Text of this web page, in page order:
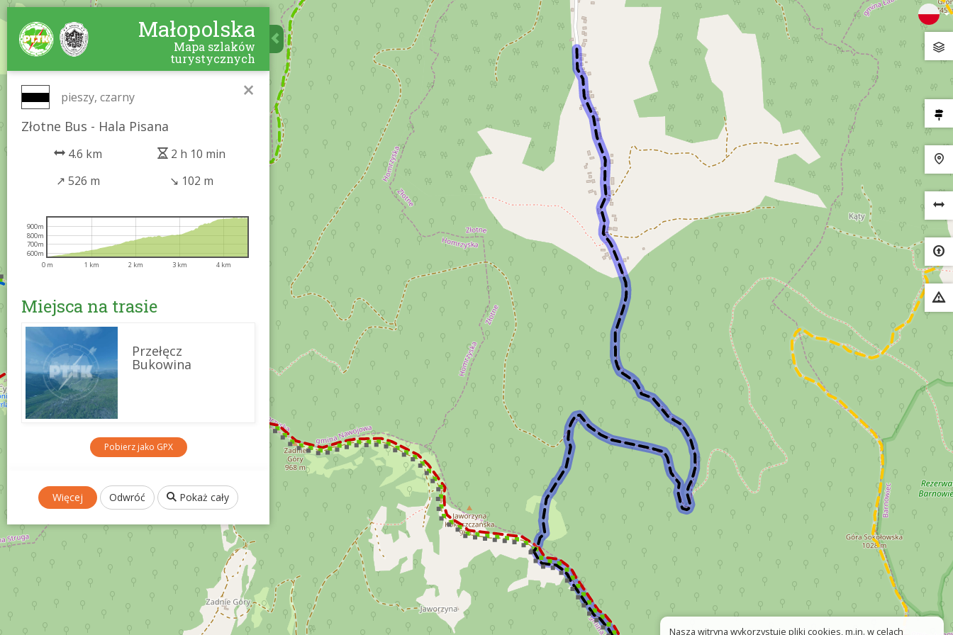
Małopolska
Mapa szlaków
turystycznych
×
pieszy, czarny
Złotne Bus - Hala Pisana
4.6 km
2 h 10 min
↗ 526 m ↘ 102 m
0 m 1 km 2 km 3 km 4 km
600m
700m
800m
900m
Miejsca na trasie
Przełęcz
Bukowina
Pobierz jako GPX
Więcej Odwróć Pokaż cały
Nasza witryna wykorzystuje pliki cookies, m.in. w celach